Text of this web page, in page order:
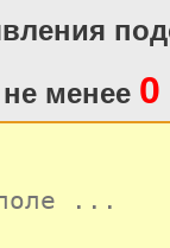
менее